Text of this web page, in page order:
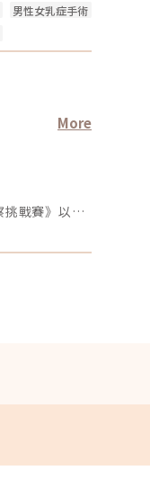
男性女乳症手術
More
🎊新年快樂🎊感謝大家熱情參與《醫美案例洞察挑戰賽》以下為「專業評論獎得獎名單」、「活躍參與獎得獎者」及 「推薦好友獲獎者」！獎項將於 02/10（一）前陸續發放，請得獎者耐心等待小編通知💌還沒加入醫美圈圈官方LINE的朋友，記得趕快加入哦💖「點我加入醫美圈圈官方LINE」📢未來我們將舉辦更多有趣的活動，請持續關注，和我們一起探索醫美新知，解鎖更多驚喜獎勵✨ 專業評論獎《7-11購物金50元》 第一週得獎者 第二週得獎者 第三週得獎者 第四週得獎者 五 Timmy Cai 仁者 秦先生 Alita patty Er Yu 昱慧 Jenny T 仁者 秦先生 Er Yu Er Yu Er Yu Jenny T 仁者 仁者 秦先生 Alita Alita 秦先生 fff 小玲 Benson fff Lynnn Iris H MK 五 Jenny T fff 軒軒 軒軒 Chaowei Lynnn Jenny T Lynnn Alita Kimiko 活躍參與獎得獎者《7-11購物金100元》 仁者 Er Yu 秦先生 Alita 小玲 Jenny T Lynnn fff 推薦好友得獎者 獲得獎勵 仁者 LINE Points 10 點數 軒軒 LINE Points 5 點數 Chaowei LINE Points 10 點數